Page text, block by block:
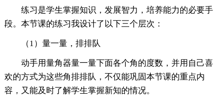
练习是学生掌握知识，发展智力，培养能力的必要手
段。本节课的练习我设计了以下三个层次：
（1）量一量，排排队
动手用量角器量一量下面各个角的度数，并用自己喜
欢的方式为这些角排排队，不仅能巩固本节课的重点内
容，又能及时了解学生掌握新知的情况。